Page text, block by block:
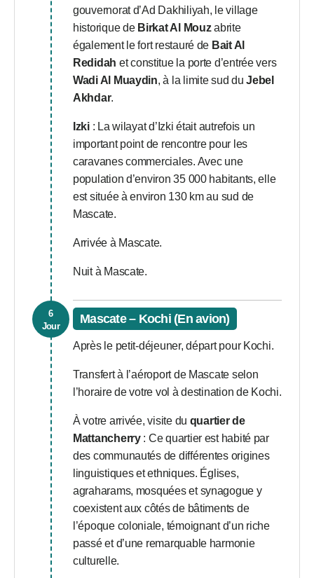
gouvernorat d’Ad Dakhiliyah, le village
historique de Birkat Al Mouzabrite
également le fort restauré de Bait Al
Redidah et constitue la porte d’entrée vers
Wadi Al Muaydin, à la limite sud duJebel
Akhdar.
Izki: La wilayat d’Izki était autrefois un
important point de rencontre pour les
caravanes commerciales. Avec une
population d’environ 35 000 habitants, elle
est située à environ 130 km au sud de
Mascate.
Arrivée à Mascate.
Nuit à Mascate.
6
Jour
Mascate – Kochi (En avion)
Après le petit-déjeuner, départ pour Kochi.
Transfert à l’aéroport de Mascate selon
l’horaire de votre vol à destination de Kochi.
À votre arrivée, visite du quartier de
Mattancherry: Ce quartier est habité par
des communautés de différentes origines
linguistiques et ethniques. Églises,
agraharams, mosquées et synagogue y
coexistent aux côtés de bâtiments de
l’époque coloniale, témoignant d’un riche
passé et d’une remarquable harmonie
culturelle.